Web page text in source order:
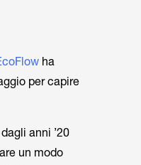
ha
per capire
anni ’20
un modo